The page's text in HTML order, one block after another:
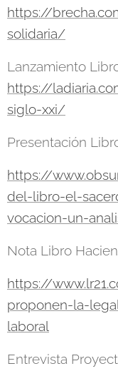
https://
solidaria/
Lanzamiento
https://
siglo-xxi/
Presentación
https://
del-libro-el-
vocacion-un-
Nota Libro
https://
proponen-la-
laboral
Entrevista